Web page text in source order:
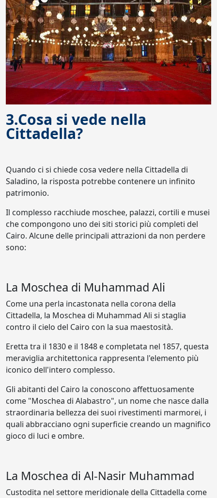
3.Cosa si vede nella
Cittadella?
Quando ci si chiede cosa vedere nella Cittadella di
Saladino, la risposta potrebbe contenere un infinito
patrimonio.
Il complesso racchiude moschee, palazzi, cortili e musei
che compongono uno dei siti storici più completi del
Cairo. Alcune delle principali attrazioni da non perdere
sono:
La Moschea di Muhammad Ali
Come una perla incastonata nella corona della
Cittadella, la Moschea di Muhammad Ali si staglia
contro il cielo del Cairo con la sua maestosità.
Eretta tra il 1830 e il 1848 e completata nel 1857, questa
meraviglia architettonica rappresenta l'elemento più
iconico dell'intero complesso.
Gli abitanti del Cairo la conoscono affettuosamente
come "Moschea di Alabastro", un nome che nasce dalla
straordinaria bellezza dei suoi rivestimenti marmorei, i
quali abbracciano ogni superficie creando un magnifico
gioco di luci e ombre.
La Moschea di Al-Nasir Muhammad
Custodita nel settore meridionale della Cittadella come